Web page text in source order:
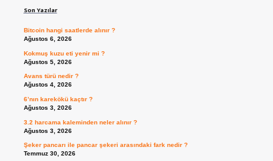
Son Yazılar
Bitcoin hangi saatlerde alınır ?
Ağustos 6, 2026
Kokmuş kuzu eti yenir mi ?
Ağustos 5, 2026
Avans türü nedir ?
Ağustos 4, 2026
6’nın karekökü kaçtır ?
Ağustos 3, 2026
3.2 harcama kaleminden neler alınır ?
Ağustos 3, 2026
Şeker pancarı ile pancar şekeri arasındaki fark nedir ?
Temmuz 30, 2026